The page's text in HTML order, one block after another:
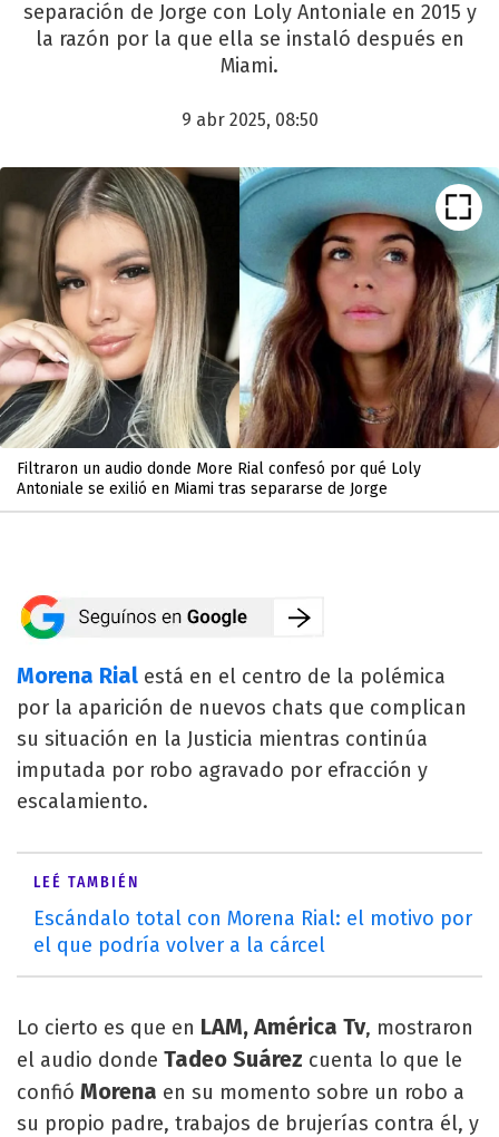
separación de Jorge con Loly Antoniale en 2015 y
la razón por la que ella se instaló después en
Miami.
9 abr 2025, 08:50
Filtraron un audio donde More Rial confesó por qué Loly
Antoniale se exilió en Miami tras separarse de Jorge
Morena Rial está en el centro de la polémica
por la aparición de nuevos chats que complican
su situación en la Justicia mientras continúa
imputada por robo agravado por efracción y
escalamiento.
LEÉ TAMBIÉN
Escándalo total con Morena Rial: el motivo por
el que podría volver a la cárcel
Lo cierto es que en LAM, América Tv, mostraron
el audio donde Tadeo Suárez cuenta lo que le
confió Morena en su momento sobre un robo a
su propio padre, trabajos de brujerías contra él, y